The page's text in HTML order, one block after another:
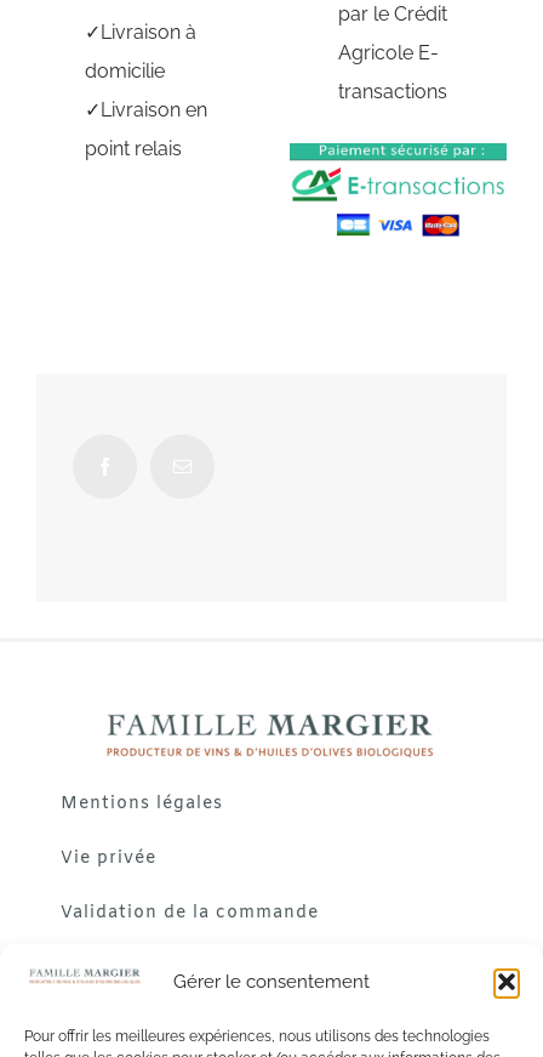
Gérer le consentement
Pour offrir les meilleures expériences, nous utilisons des technologies
Livraison à
domicilie
Livraison en
point relais
par le Crédit
Agricole E-
transactions
Mentions légales
Vie privée
Validation de la commande